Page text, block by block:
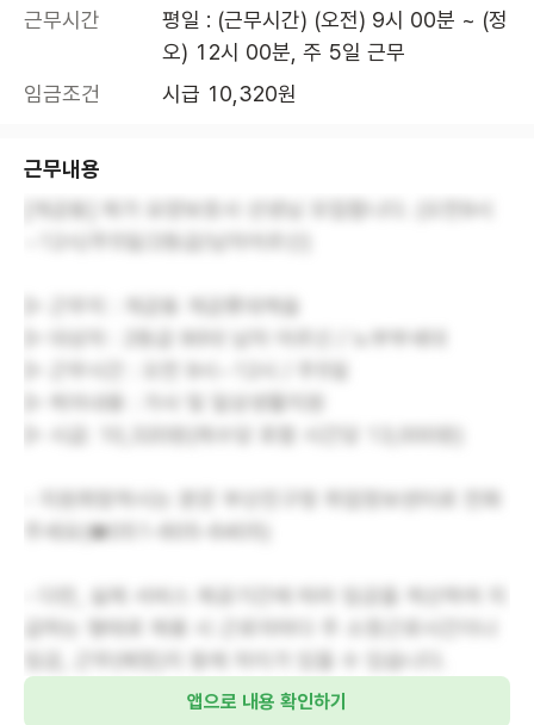
근무시간
평일 : (근무시간) (오전) 9시 00분 ~ (정
오) 12시 00분, 주 5일 근무
임금조건
시급 10,320원
근무내용
주세요(☎051-605-6405)
- 다만, 실제 서비스 제공기간에 따라 임금을 계산하여 지
앱으로 내용 확인하기